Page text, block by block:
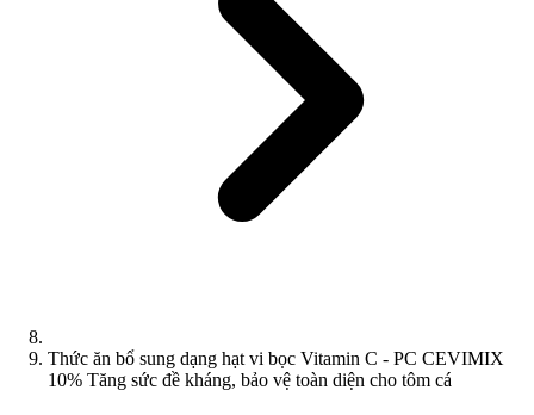
Thức ăn bổ sung dạng hạt vi bọc Vitamin C - PC CEVIMIX
10% Tăng sức đề kháng, bảo vệ toàn diện cho tôm cá